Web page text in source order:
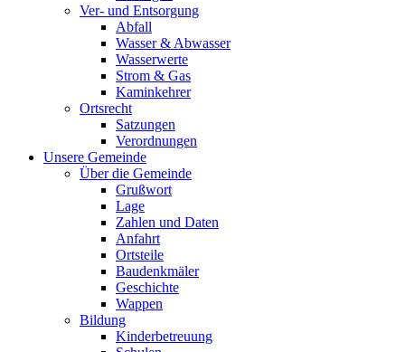
Ver- und Entsorgung
Abfall
Wasser & Abwasser
Wasserwerte
Strom & Gas
Kaminkehrer
Ortsrecht
Satzungen
Verordnungen
Unsere Gemeinde
Über die Gemeinde
Grußwort
Lage
Zahlen und Daten
Anfahrt
Ortsteile
Baudenkmäler
Geschichte
Wappen
Bildung
Kinderbetreuung